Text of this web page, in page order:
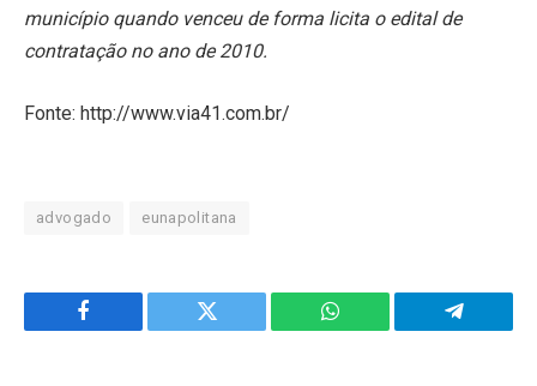
município quando venceu de forma licita o edital de
contratação no ano de 2010.
Fonte: http://www.via41.com.br/
advogado eunapolitana
Facebook Twitter WhatsApp Telegram